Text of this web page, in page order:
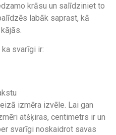
krāsu un salīdziniet to
labāk saprast, kā
svarīgi ir:
izmēra izvēle. Lai gan
atšķiras, centimetrs ir un
svarīgi noskaidrot savas